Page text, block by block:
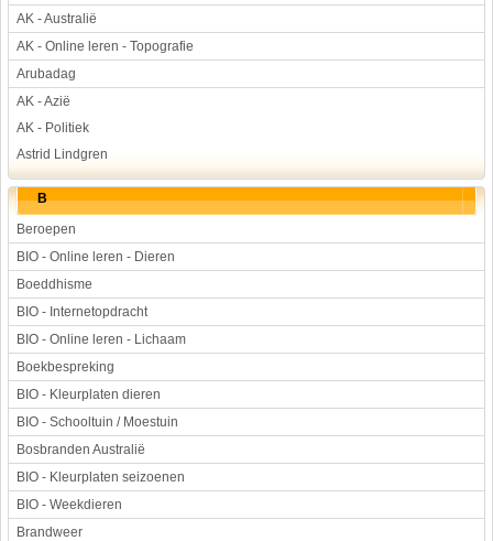
Kunst en muziek
Landbouw, veeteelt, visserij
Landen en volken
Lichaam en gezondheid
Natuur en milieu
Personen
Verkeer en vervoer
Wetenschap en techniek
AK - Australië
AK - Online leren - Topografie
Arubadag
AK - Azië
AK - Politiek
Astrid Lindgren
B
Beroepen
BIO - Online leren - Dieren
Boeddhisme
BIO - Internetopdracht
BIO - Online leren - Lichaam
Boekbespreking
BIO - Kleurplaten dieren
BIO - Schooltuin / Moestuin
Bosbranden Australië
BIO - Kleurplaten seizoenen
BIO - Weekdieren
Brandweer